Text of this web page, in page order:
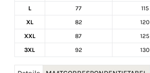
L
77 115
XL
82 120
XXL
87 125
3XL
92 130